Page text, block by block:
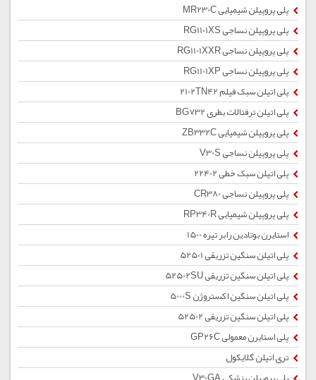
پلی پروپیلن شیمیایی MR230C
پلی پروپیلن نساجی RG1101XS
پلی پروپیلن نساجی RG1101XXR
پلی پروپیلن نساجی RG1101XP
پلی اتیلن سبک فیلم 2102TN42
پلی اتیلن ترفتالات بطری BG732
پلی پروپیلن شیمیایی ZB332C
پلی پروپیلن نساجی V30S
پلی اتیلن سبک خطی 22402
پلی پروپیلن نساجی CR380
پلی پروپیلن شیمیایی RP340R
استایرن بوتادین رابر تیره 1500
پلی اتیلن سنگین تزریقی 52501
پلی اتیلن سنگین تزریقی 52502SU
پلی اتیلن سنگین اکستروژن 5000S
پلی اتیلن سنگین تزریقی 52502
پلی استایرن معمولی GP26C
تری اتیلن گلایکول